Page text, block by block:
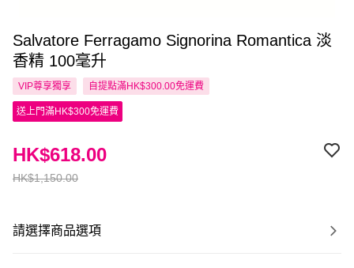
Salvatore Ferragamo Signorina Romantica 淡
香精 100毫升
VIP尊享獨享 自提點滿HK$300.00免運費
送上門滿HK$300免運費
HK$1,150.00
HK$618.00
請選擇商品選項